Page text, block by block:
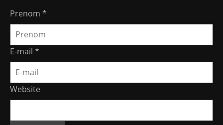
Prenom *
E-mail *
Website